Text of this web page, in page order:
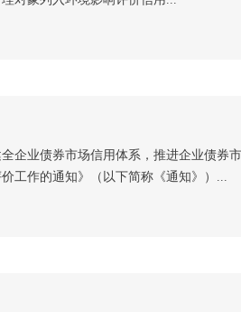
企业债券市场信用体系，推进企业债券
工作的通知》（以下简称《通知》）...